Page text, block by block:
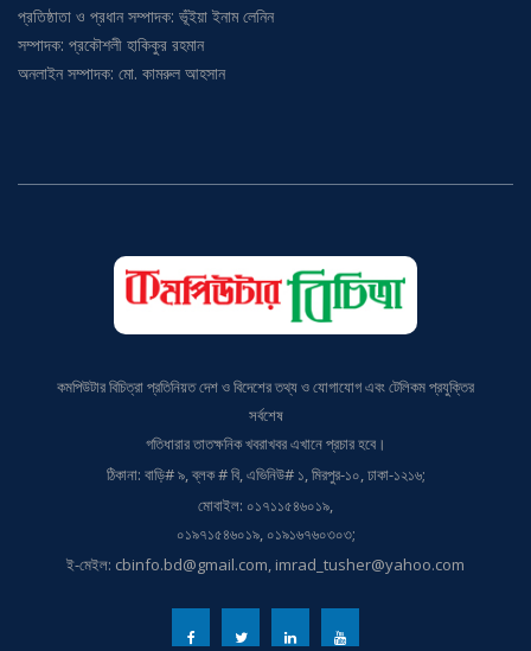
প্রতিষ্ঠাতা ও প্রধান সম্পাদক: ভূঁইয়া ইনাম লেনিন
সম্পাদক: প্রকৌশলী হাকিকুর রহমান
অনলাইন সম্পাদক: মো. কামরুল আহসান
কমপিউটার বিচিত্রা প্রতিনিয়ত দেশ ও বিদেশের তথ্য ও যোগাযোগ এবং টেলিকম প্রযুক্তির
সর্বশেষ
গতিধারার তাতক্ষনিক খবরাখবর এখানে প্রচার হবে।
ঠিকানা: বাড়ি# ৯, ব্লক # বি, এভিনিউ# ১, মিরপুর-১০, ঢাকা-১২১৬;
মোবাইল: ০১৭১১৫৪৬০১৯,
০১৯৭১৫৪৬০১৯, ০১৯১৬৭৬০৩০৩;
ই-মেইল: cbinfo.bd@gmail.com, imrad_tusher@yahoo.com